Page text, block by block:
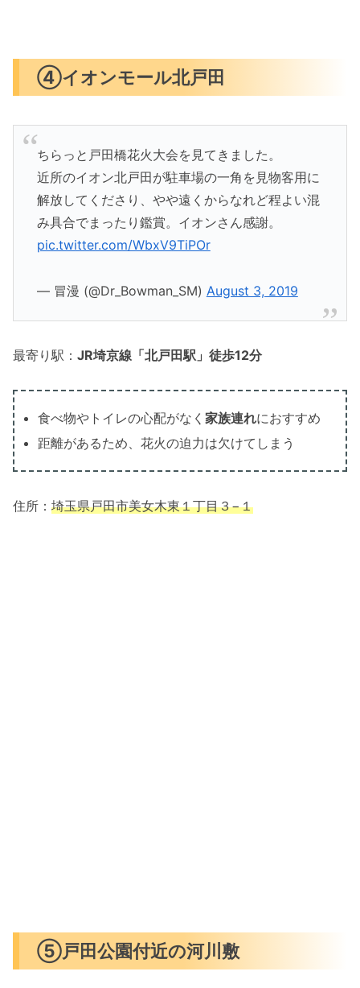
④イオンモール北戸田
ちらっと戸田橋花火大会を見てきました。
近所のイオン北戸田が駐車場の一角を見物客用に
解放してくださり、やや遠くからなれど程よい混
み具合でまったり鑑賞。イオンさん感謝。
pic.twitter.com/WbxV9TiPOr
— 冒漫 (@Dr_Bowman_SM) August 3, 2019
最寄り駅： JR埼京線「北戸田駅」徒歩12分
食べ物やトイレの心配がなく家族連れにおすすめ
距離があるため、花火の迫力は欠けてしまう
住所： 埼玉県戸田市美女木東１丁目３−１
⑤戸田公園付近の河川敷